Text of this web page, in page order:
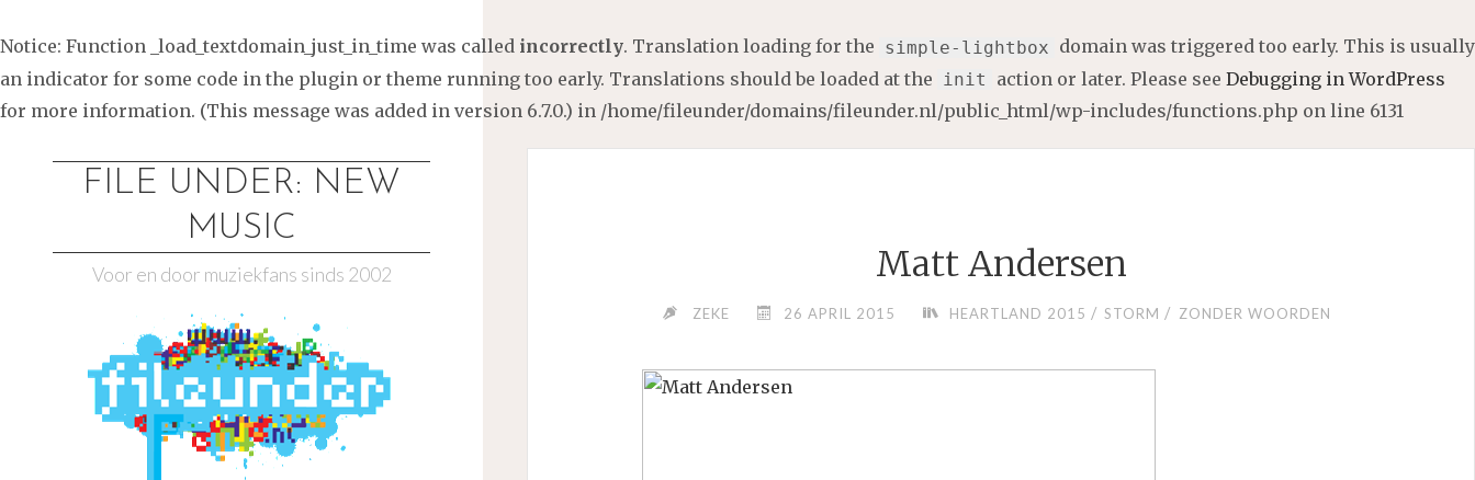
Notice: Function _load_textdomain_just_in_time was called incorrectly. Translation loading for the simple-lightbox domain was triggered too early. This is usually
an indicator for some code in the plugin or theme running too early. Translations should be loaded at the init action or later. Please see Debugging in WordPress
for more information. (This message was added in version 6.7.0.) in /home/fileunder/domains/fileunder.nl/public_html/wp-includes/functions.php on line 6131
FILE UNDER: NEW
MUSIC
Voor en door muziekfans sinds 2002 Matt Andersen
ZEKE 26 APRIL 2015 HEARTLAND 2015 / STORM / ZONDER WOORDEN